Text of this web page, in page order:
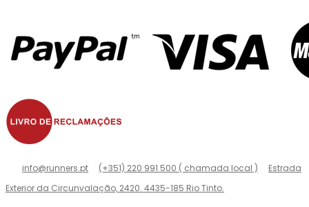
info@runners.pt (+351) 220 991 500 ( chamada local )
Estrada
Exterior da Circunvalação, 2420. 4435-185 Rio Tinto.